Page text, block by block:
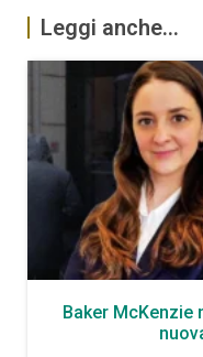
Leggi anche...
Baker McKenzie